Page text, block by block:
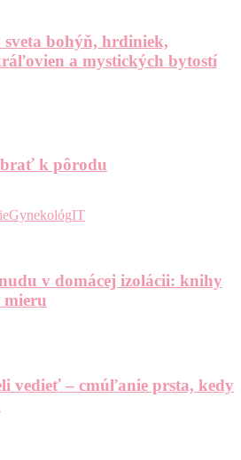
sveta bohýň, hrdiniek,
a mystických bytostí
k pôrodu
GynekológIT
v domácej izolácii: knihy
mieru
vedieť – cmúľanie prsta, kedy